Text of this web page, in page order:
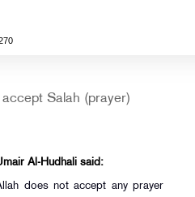
Salah (prayer)
Al-Hudhali said:
does not accept any prayer